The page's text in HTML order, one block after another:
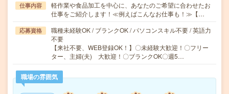
仕事内容
軽作業や食品加工を中心に、あなたのご希望に合わせたお
仕事をご紹介します！≪例えばこんなお仕事も！≫【…
応募資格
職種未経験OK / ブランクOK / パソコンスキル不要 / 英語力
不要
【来社不要、WEB登録OK！】〇未経験大歓迎！〇フリー
ター、主婦(夫) 大歓迎！〇ブランクOK〇週5…
職場の雰囲気